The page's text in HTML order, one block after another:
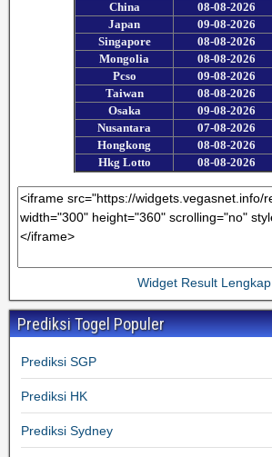
Widget Result Lengkap
Prediksi Togel Populer
Prediksi SGP
Prediksi HK
Prediksi Sydney